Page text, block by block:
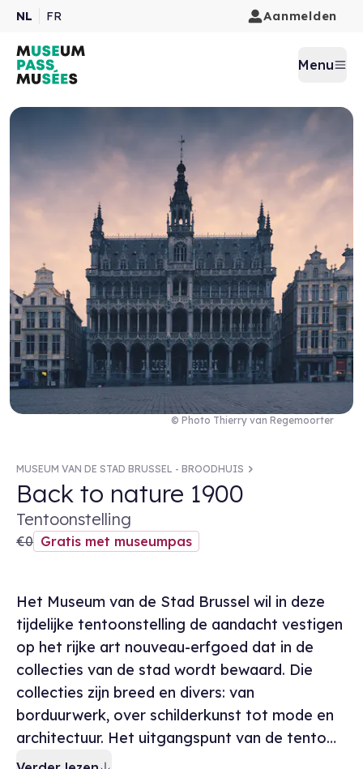
NL FR Aanmelden
Menu
© Photo Thierry van Regemoorter
MUSEUM VAN DE STAD BRUSSEL - BROODHUIS
Back to nature 1900
Tentoonstelling
€0 Gratis met museumpas
Het Museum van de Stad Brussel wil in deze
tijdelijke tentoonstelling de aandacht vestigen
op het rijke art nouveau-erfgoed dat in de
collecties van de stad wordt bewaard. Die
collecties zijn breed en divers: van
borduurwerk, over schilderkunst tot mode en
architectuur. Het uitgangspunt van de tento…